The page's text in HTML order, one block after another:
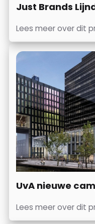
Just Brands
Lees meer over dit
UvA nieuwe
Lees meer over dit